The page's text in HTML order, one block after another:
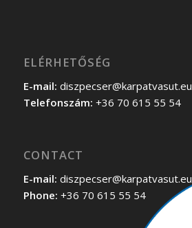
ELÉRHETŐSÉG
E-mail: diszpecser@karpatvasut.eu
Telefonszám: +36 70 615 55 54
CONTACT
E-mail: diszpecser@karpatvasut.eu
Phone: +36 70 615 55 54